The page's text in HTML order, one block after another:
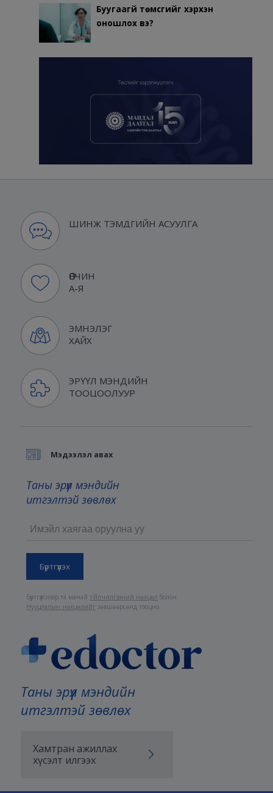
Буугаагүй төмсгийг хэрхэн
оношлох вэ?
ШИНЖ ТЭМДГИЙН АСУУЛГА
ӨВЧИН
А-Я
ЭМНЭЛЭГ
ХАЙХ
ЭРҮҮЛ МЭНДИЙН
ТООЦООЛУУР
Таны эрүүл мэндийн
итгэлтэй зөвлөх
Хамтран ажиллах
хүсэлт илгээх
Мэдээлэл авах
Таны эрүүл мэндийн
итгэлтэй зөвлөх
Бүртгүүлснээр та манайҮйлчилгээний нөхцөл болон
Нууцлалын нөхцөлийг зөвшөөрсөнд тооцно.